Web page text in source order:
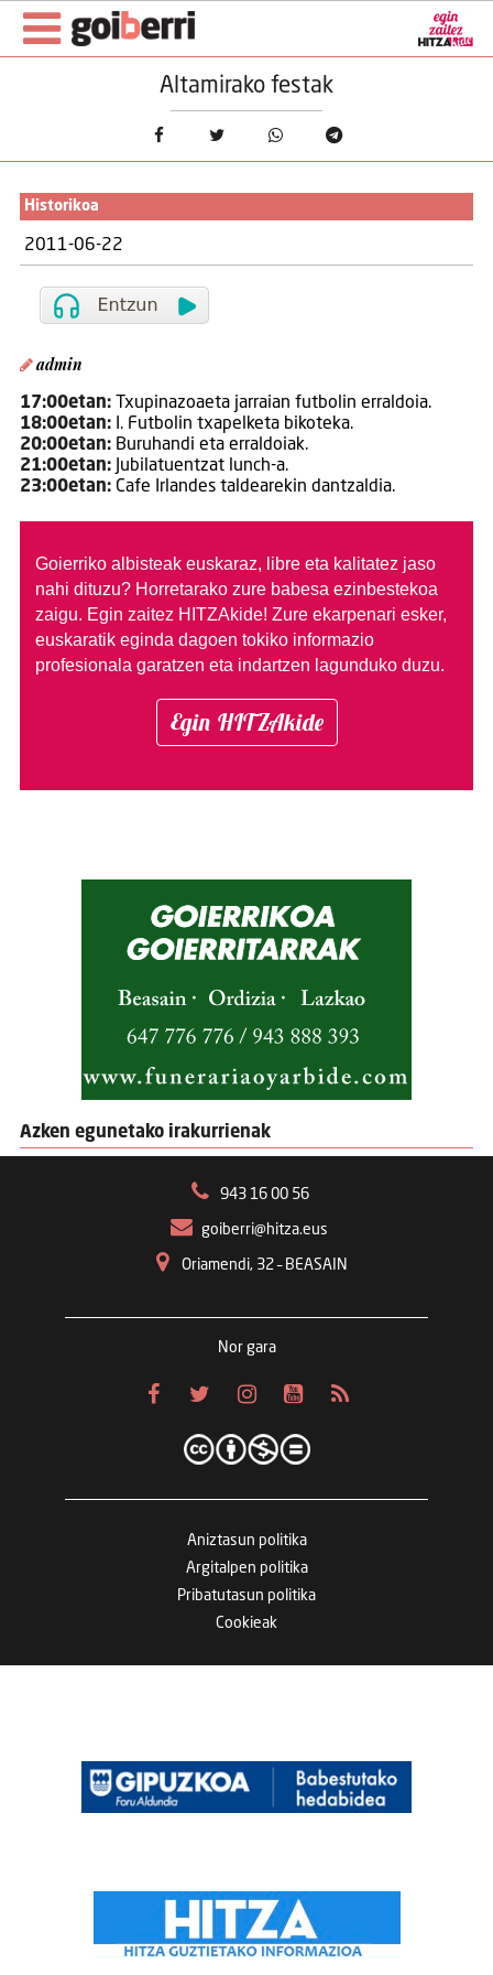
Altamirako festak
Historikoa
2011-06-22
admin
17:00etan: Txupinazoaeta jarraian futbolin erraldoia.
18:00etan:I. Futbolin txapelketa bikoteka.
20:00etan: Buruhandi eta erraldoiak.
21:00etan: Jubilatuentzat lunch-a.
23:00etan:Cafe Irlandes taldearekin dantzaldia.
Goierriko albisteak euskaraz, libre eta kalitatez jaso
nahi dituzu? Horretarako zure babesa ezinbestekoa
zaigu. Egin zaitez HITZAkide! Zure ekarpenari esker,
euskaratik eginda dagoen tokiko informazio
profesionala garatzen eta indartzen lagunduko duzu.
Egin HITZAkide
Azken egunetako irakurrienak
943 16 00 56
goiberri@hitza.eus
Oriamendi, 32 – BEASAIN
Nor gara
Aniztasun politika
Argitalpen politika
Pribatutasun politika
Cookieak